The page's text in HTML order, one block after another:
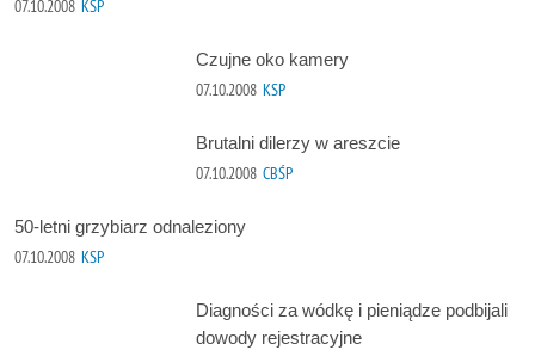
07.10.2008 KSP
Czujne oko kamery
07.10.2008 KSP
Brutalni dilerzy w areszcie
07.10.2008 CBŚP
50-letni grzybiarz odnaleziony
07.10.2008 KSP
Diagności za wódkę i pieniądze podbijali
dowody rejestracyjne